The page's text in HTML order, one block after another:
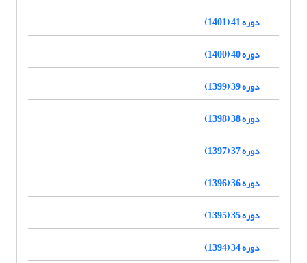
دوره 41 (1401)
دوره 40 (1400)
دوره 39 (1399)
دوره 38 (1398)
دوره 37 (1397)
دوره 36 (1396)
دوره 35 (1395)
دوره 34 (1394)